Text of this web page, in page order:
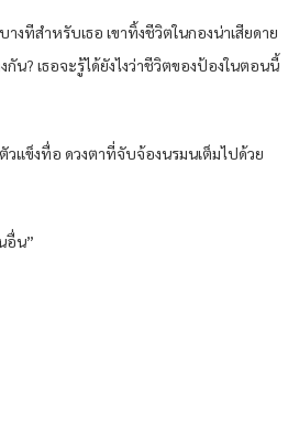
งทีสำหรับเธอ เขาทิ้งชีวิตในกองน่าเสียดาย
น? เธอจะรู้ได้ยังไงว่าชีวิตของป้องในตอนนี้
แข็งทื่อ ดวงตาที่จับจ้องนรมนเต็มไปด้วย
อื่น”